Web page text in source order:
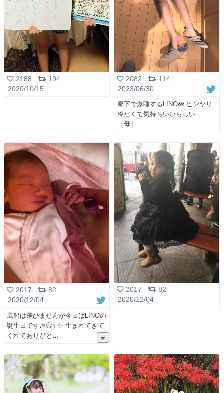
2188
194
2020/10/15
2082
114
2023/06/30
廊下で爆睡するLINO💤 ヒンヤリ
冷たくて気持ちいいらしい…
［母］
2017
82
2020/12/04
風船は飛びませんが今日はLINOの
誕生日です🎉😆✨✨ 生まれてきて
くれてありがと
2017
82
2020/12/04